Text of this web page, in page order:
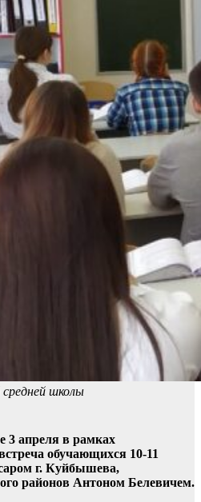
школы
3 апреля в рамках
обучающихся 10-11
г. Куйбышева,
районов Антоном Белевичем.